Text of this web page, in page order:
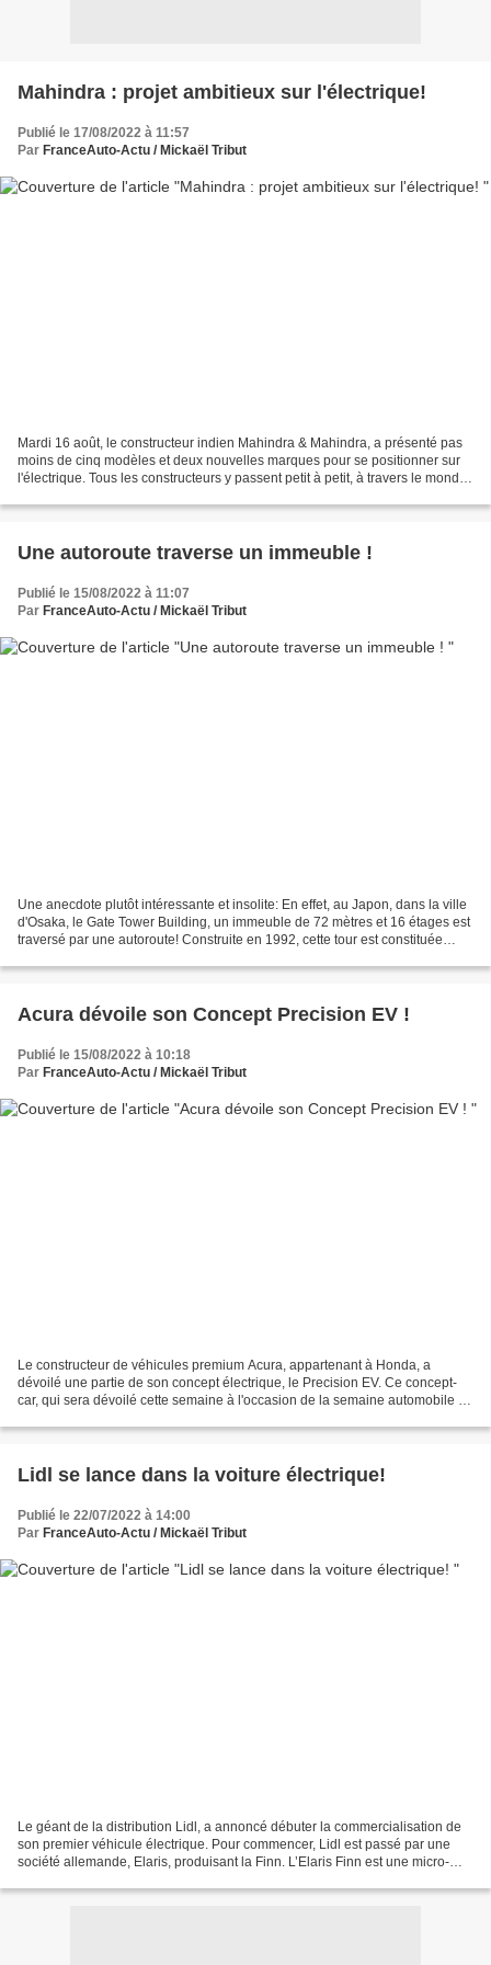
Mahindra : projet ambitieux sur l'électrique!
Publié le 17/08/2022 à 11:57
Par FranceAuto-Actu / Mickaël Tribut
Mardi 16 août, le constructeur indien Mahindra & Mahindra, a présenté pas
moins de cinq modèles et deux nouvelles marques pour se positionner sur
l'électrique. Tous les constructeurs y passent petit à petit, à travers le monde,
Une autoroute traverse un immeuble !
Publié le 15/08/2022 à 11:07
Par FranceAuto-Actu / Mickaël Tribut
Une anecdote plutôt intéressante et insolite: En effet, au Japon, dans la ville
d'Osaka, le Gate Tower Building, un immeuble de 72 mètres et 16 étages est
traversé par une autoroute! Construite en 1992, cette tour est constituée
Acura dévoile son Concept Precision EV !
Publié le 15/08/2022 à 10:18
Par FranceAuto-Actu / Mickaël Tribut
Le constructeur de véhicules premium Acura, appartenant à Honda, a
dévoilé une partie de son concept électrique, le Precision EV. Ce concept-
car, qui sera dévoilé cette semaine à l'occasion de la semaine automobile de
Lidl se lance dans la voiture électrique!
Publié le 22/07/2022 à 14:00
Par FranceAuto-Actu / Mickaël Tribut
Le géant de la distribution Lidl, a annoncé débuter la commercialisation de
son premier véhicule électrique. Pour commencer, Lidl est passé par une
société allemande, Elaris, produisant la Finn. L’Elaris Finn est une micro-